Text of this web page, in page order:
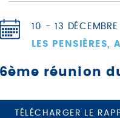
10 - 13
LES PENSIÈRES,
6ème réunion
TÉLÉCHARGER LE